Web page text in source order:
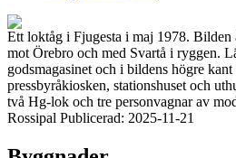
Ett loktåg i Fjugesta i maj 1978. Bilden
mot Örebro och med Svartå i ryggen.
godsmagasinet och i bildens högre
pressbyråkiosken, stationshuset och
två Hg-lok och tre personvagnar av
Rossipal Publicerad: 2025-11-21